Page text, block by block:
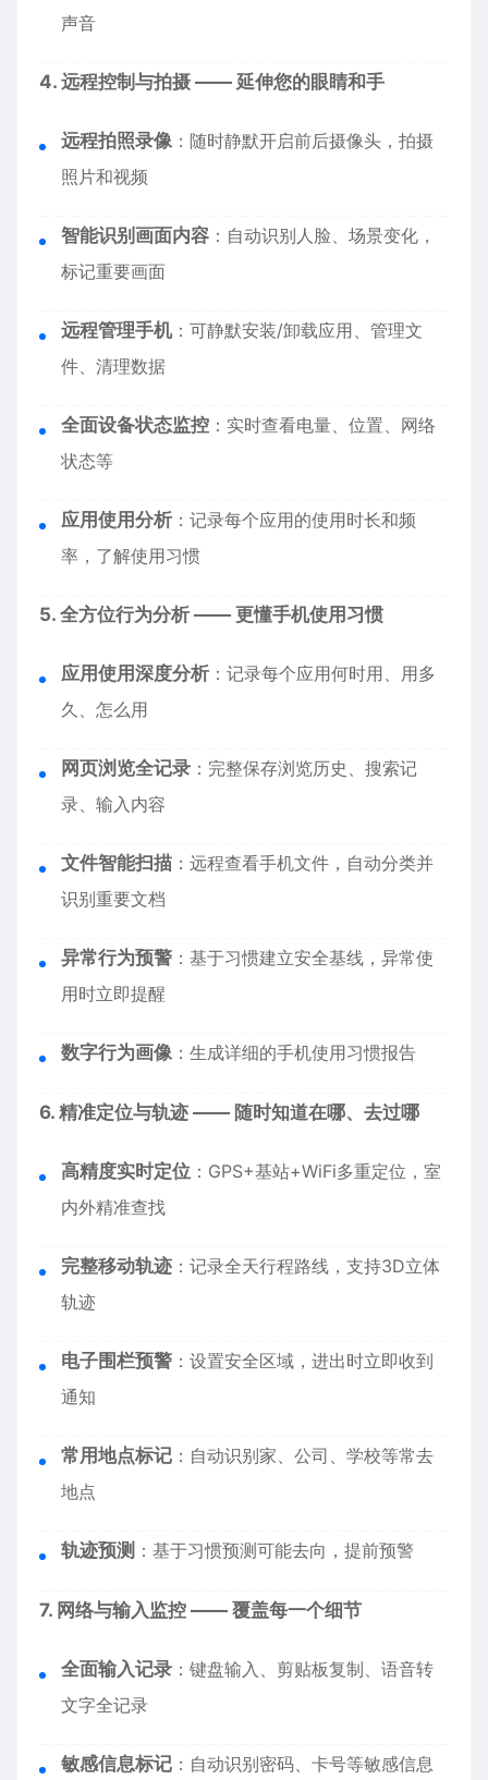
声音
4. 远程控制与拍摄 —— 延伸您的眼睛和手
远程拍照录像：随时静默开启前后摄像头，拍摄
照片和视频
智能识别画面内容 ：自动识别人脸、场景变化，
标记重要画面
远程管理手机：可静默安装/卸载应用、管理文
件、清理数据
全面设备状态监控 ：实时查看电量、位置、网络
状态等
应用使用分析 ：记录每个应用的使用时长和频
率，了解使用习惯
5. 全方位行为分析 —— 更懂手机使用习惯
应用使用深度分析 ：记录每个应用何时用、用多
久、怎么用
网页浏览全记录 ：完整保存浏览历史、搜索记
录、输入内容
文件智能扫描 ：远程查看手机文件，自动分类并
识别重要文档
异常行为预警 ：基于习惯建立安全基线，异常使
用时立即提醒
数字行为画像：生成详细的手机使用习惯报告
6. 精准定位与轨迹 —— 随时知道在哪、去过哪
高精度实时定位 ：GPS+基站+WiFi多重定位，室
内外精准查找
完整移动轨迹 ：记录全天行程路线，支持3D立体
轨迹
电子围栏预警 ：设置安全区域，进出时立即收到
通知
常用地点标记 ：自动识别家、公司、学校等常去
地点
轨迹预测 ：基于习惯预测可能去向，提前预警
7. 网络与输入监控 —— 覆盖每一个细节
全面输入记录 ：键盘输入、剪贴板复制、语音转
文字全记录
敏感信息标记 ：自动识别密码、卡号等敏感信息